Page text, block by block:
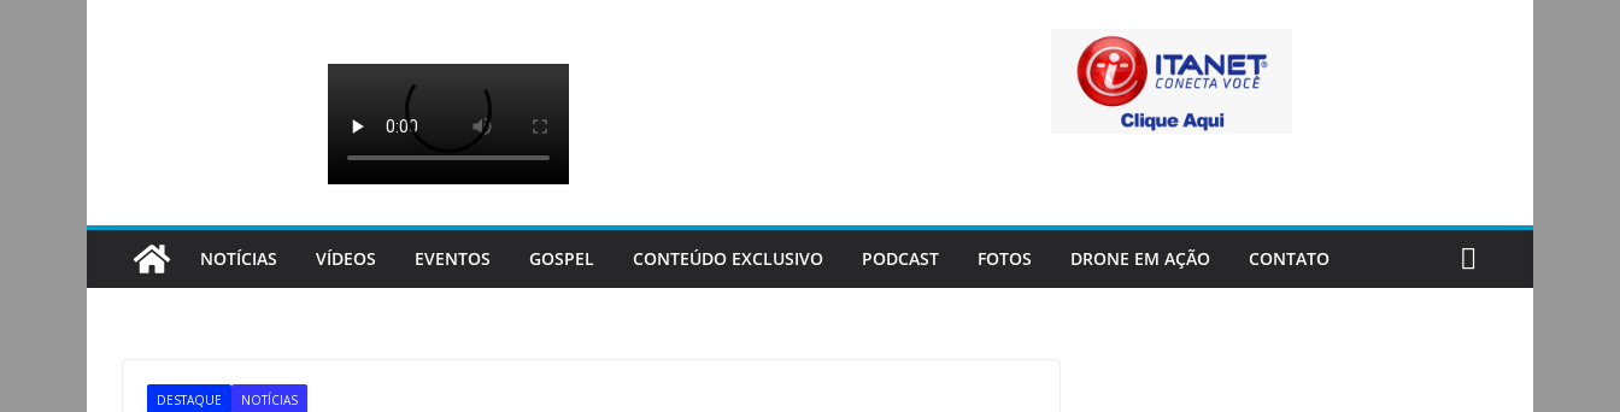
NOTÍCIAS VÍDEOS EVENTOS GOSPEL CONTEÚDO EXCLUSIVO PODCAST FOTOS DRONE EM AÇÃO CONTATO
DESTAQUE NOTÍCIAS